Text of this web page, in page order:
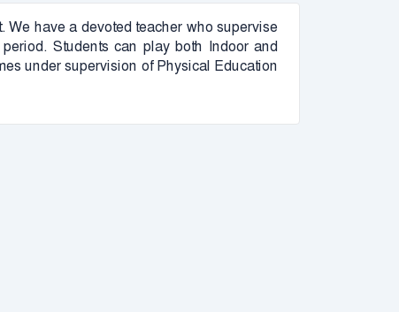
have a devoted teacher who supervise
Students can play both Indoor and
under supervision of Physical Education